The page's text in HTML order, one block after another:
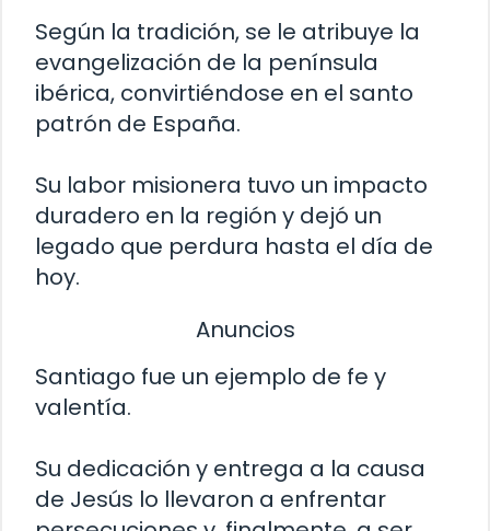
Según la tradición, se le atribuye la
evangelización de la península
ibérica, convirtiéndose en el santo
patrón de España.
Su labor misionera tuvo un impacto
duradero en la región y dejó un
legado que perdura hasta el día de
hoy.
Anuncios
Santiago fue un ejemplo de fe y
valentía.
Su dedicación y entrega a la causa
de Jesús lo llevaron a enfrentar